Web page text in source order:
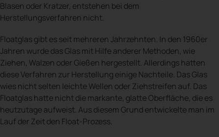
Blasen oder Kratzer, entstehen bei dem
Herstellungsverfahren nicht.
Floatglas gibt es seit mehreren Jahrzehnten. In den 1960er
Jahren wurde das Glas mit Hilfe anderer Methoden, wie
Ziehen, Walzen oder Gießen hergestellt. Allerdings hatten
diese Verfahren zur Herstellung einige Nachteile. Das Glas
wies nicht selten leichte Wellen oder Ziehstreifen auf. Das
Floatglas hatte nicht die markante, glatte Oberfläche, die es
heutzutage aufweist. Aus diesem Grund entwickelte man im
Lauf der Zeit den Float-Prozess.